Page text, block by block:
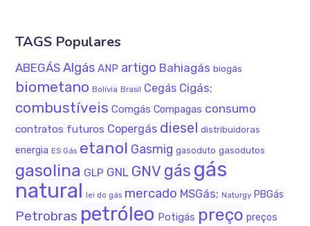
TAGS Populares
ABEGÁS Algás ANP artigo Bahiagás biogás
biometano Bolívia Brasil Cegás Cigás;
combustíveis Comgás Compagas consumo
contratos futuros Copergás diesel distribuidoras
energia ES Gás etanol Gasmig gasoduto gasodutos
gasolina GLP GNL GNV gás gás
natural lei do gás mercado MSGás; Naturgy PBGás
Petrobras petróleo Potigás preço preços